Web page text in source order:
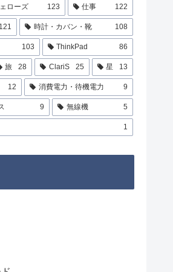
ローズ 123 仕事 122
121 時計・カバン・靴 108
103 ThinkPad 86
旅 28 ClariS 25 星 13
12 消費電力・待機電力 9
9 無線機 5
1